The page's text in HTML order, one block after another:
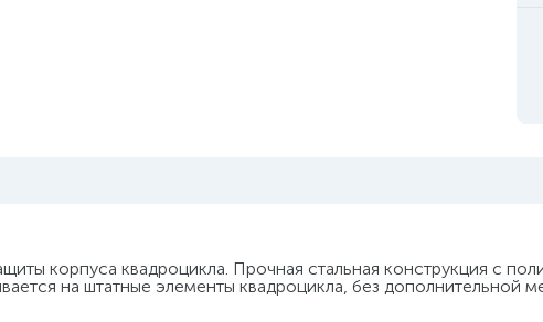
корпуса квадроцикла. Прочная стальная конструкция с
на штатные элементы квадроцикла, без дополнительной